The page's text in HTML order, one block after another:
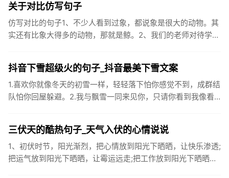
关于对比仿写句子
仿写对比的句子1、不少人看到过象，都说象是很大的动物。其
实还有比象大得多的动物，那就是鲸。2、我们的老师对待学生
抖音下雪超级火的句子_抖音最美下雪文案
1.喜欢你就像冬天的初雪一样，轻轻落下怕你感觉不到，成群结
队怕你回屋躲避。2.我与飘雪一同来见你，只请你看到我像看
三伏天的酷热句子_天气入伏的心情说说
1、初伏时节，阳光渐烈，把心情放到阳光下晒晒，让快乐渗透;
把运气放到阳光下晒晒，让霉运远走;把工作放到阳光下晒晒，